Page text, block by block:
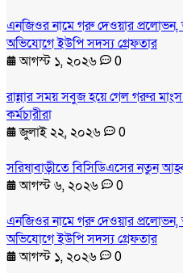
এনজিওর নামে গরু দেওয়ার প্রলোভন,
অভিযোগে ইউপি সদস্য গ্রেফতার
আগস্ট ১, ২০২৬
0
রান্নার সময় সবুজ হয়ে গেল গরুর মাংস
কর্মচারীরা
জুলাই ২২, ২০২৬
0
সরিষাবাড়ীতে বিসিডিএসের নতুন
আগস্ট ৬, ২০২৬
0
এনজিওর নামে গরু দেওয়ার প্রলোভন,
অভিযোগে ইউপি সদস্য গ্রেফতার
আগস্ট ১, ২০২৬
0